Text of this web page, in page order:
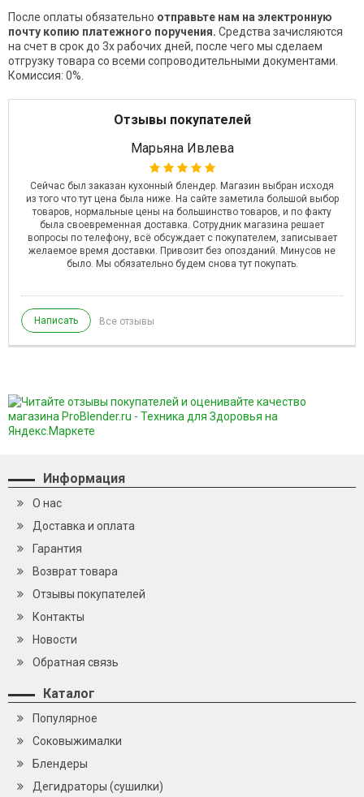
После оплаты обязательно отправьте нам на электронную
почту копию платежного поручения. Средства зачисляются
на счет в срок до 3х рабочих дней, после чего мы сделаем
отгрузку товара со всеми сопроводительными документами.
Комиссия: 0%.
Отзывы покупателей
Марьяна Ивлева
Сейчас был заказан кухонный блендер. Магазин выбран исходя
из того что тут цена была ниже. На сайте заметила большой выбор
товаров, нормальные цены на большинство товаров, и по факту
была своевременная доставка. Сотрудник магазина решает
вопросы по телефону, всё обсуждает с покупателем, записывает
желаемое время доставки. Привозит без опозданий. Минусов не
было. Мы обязательно будем снова тут покупать.
Написать Все отзывы
Информация
О нас
Доставка и оплата
Гарантия
Возврат товара
Отзывы покупателей
Контакты
Новости
Обратная связь
Каталог
Популярное
Cоковыжималки
Блендеры
Дегидраторы (сушилки)